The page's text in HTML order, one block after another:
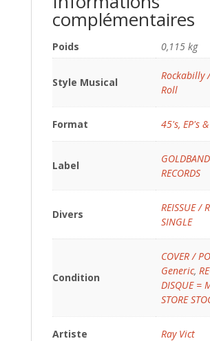
complémentaires
Poids 0,115 kg
Style Musical
Rockabilly
Roll
Format 45's, EP's
Label
GOLDBAND
RECORDS
Divers
REISSUE /
SINGLE
Condition
COVER /
Generic,
DISQUE =
STORE
Artiste Ray Vict